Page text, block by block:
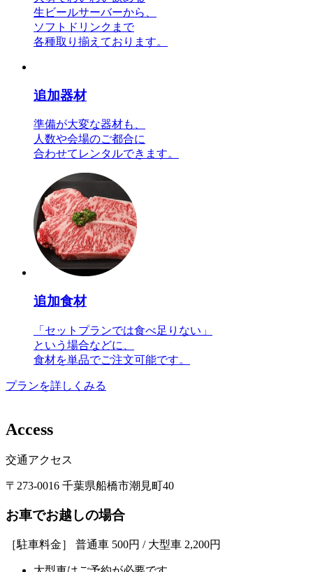
生ビールサーバーから、
ソフトドリンクまで
各種取り揃えております。
追加器材
準備が大変な器材も、
人数や会場のご都合に
合わせてレンタルできます。
追加食材
「セットプランでは食べ足りない」
という場合などに、
食材を単品でご注文可能です。
プランを詳しくみる
Access
交通アクセス
〒273-0016 千葉県船橋市潮見町40
お車でお越しの場合
［駐車料金］ 普通車 500円 / 大型車 2,200円